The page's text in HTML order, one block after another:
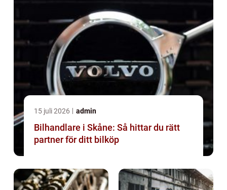
15 juli 2026 admin
Bilhandlare i Skåne: Så hittar du rätt
partner för ditt bilköp